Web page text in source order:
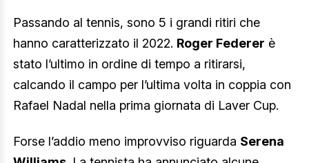
Passando al tennis, sono 5 i grandi ritiri che
hanno caratterizzato il 2022. Roger Federer è
stato l’ultimo in ordine di tempo a ritirarsi,
calcando il campo per l’ultima volta in coppia con
Rafael Nadal nella prima giornata di Laver Cup.
Forse l’addio meno improvviso riguarda Serena